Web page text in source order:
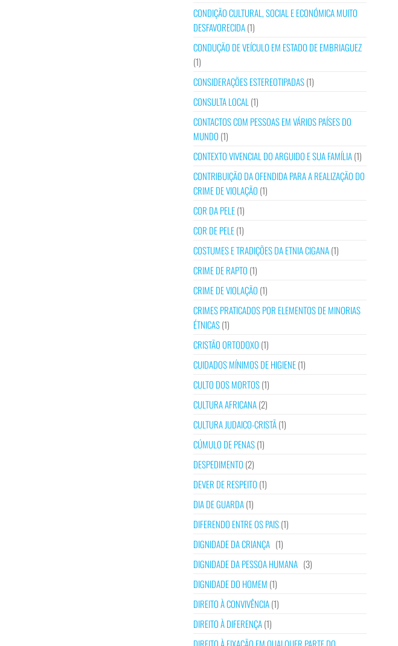
CONDIÇÃO CULTURAL, SOCIAL E ECONÓMICA MUITO
DESFAVORECIDA(1)
CONDUÇÃO DE VEÍCULO EM ESTADO DE EMBRIAGUEZ
(1)
CONSIDERAÇÕES ESTEREOTIPADAS(1)
CONSULTA LOCAL (1)
CONTACTOS COM PESSOAS EM VÁRIOS PAÍSES DO
MUNDO (1)
CONTEXTO VIVENCIAL DO ARGUIDO E SUA FAMÍLIA(1)
CONTRIBUIÇÃO DA OFENDIDA PARA A REALIZAÇÃO DO
CRIME DE VIOLAÇÃO (1)
COR DA PELE(1)
COR DE PELE(1)
COSTUMES E TRADIÇÕES DA ETNIA CIGANA(1)
CRIME DE RAPTO (1)
CRIME DE VIOLAÇÃO (1)
CRIMES PRATICADOS POR ELEMENTOS DE MINORIAS
ÉTNICAS(1)
CRISTÃO ORTODOXO (1)
CUIDADOS MÍNIMOS DE HIGIENE(1)
CULTO DOS MORTOS(1)
CULTURA AFRICANA(2)
CULTURA JUDAICO-CRISTÃ(1)
CÚMULO DE PENAS(1)
DESPEDIMENTO (2)
DEVER DE RESPEITO (1)
DIA DE GUARDA(1)
DIFERENDO ENTRE OS PAIS(1)
DIGNIDADE DA CRIANÇA (1)
DIGNIDADE DA PESSOA HUMANA (3)
DIGNIDADE DO HOMEM (1)
DIREITO À CONVIVÊNCIA(1)
DIREITO À DIFERENÇA(1)